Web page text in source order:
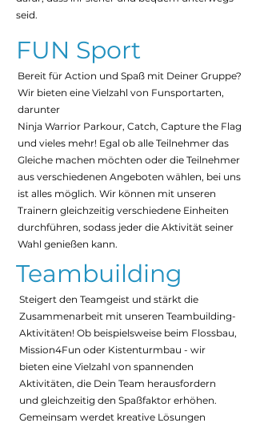
Bereit für Action und Spaß mit Deiner Gruppe?
Wir bieten eine Vielzahl von Funsportarten,
darunter
Ninja Warrior Parkour, Catch, Capture the Flag
und vieles mehr! Egal ob alle Teilnehmer das
Gleiche machen möchten oder die Teilnehmer
aus verschiedenen Angeboten wählen, bei uns
ist alles möglich. Wir können mit unseren
Trainern gleichzeitig verschiedene Einheiten
durchführen, sodass jeder die Aktivität seiner
Wahl genießen kann.
seid.
FUN Sport
Teambuilding
Steigert den Teamgeist und stärkt die
Zusammenarbeit mit unseren Teambuilding-
Aktivitäten! Ob beispielsweise beim Flossbau,
Mission4Fun oder Kistenturmbau - wir
bieten eine Vielzahl von spannenden
Aktivitäten, die Dein Team herausfordern
und gleichzeitig den Spaßfaktor erhöhen.
Gemeinsam werdet kreative Lösungen